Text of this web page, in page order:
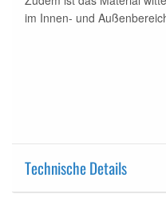
im Innen- und
Technische Details